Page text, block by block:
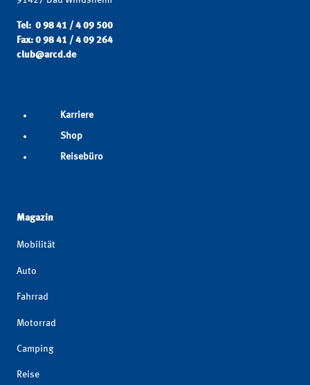
Tel: 0 98 41 / 4 09 500
Fax: 0 98 41 / 4 09 264
club@arcd.de
Karriere
Shop
Reisebüro
Magazin
Mobilität
Auto
Fahrrad
Motorrad
Camping
Reise